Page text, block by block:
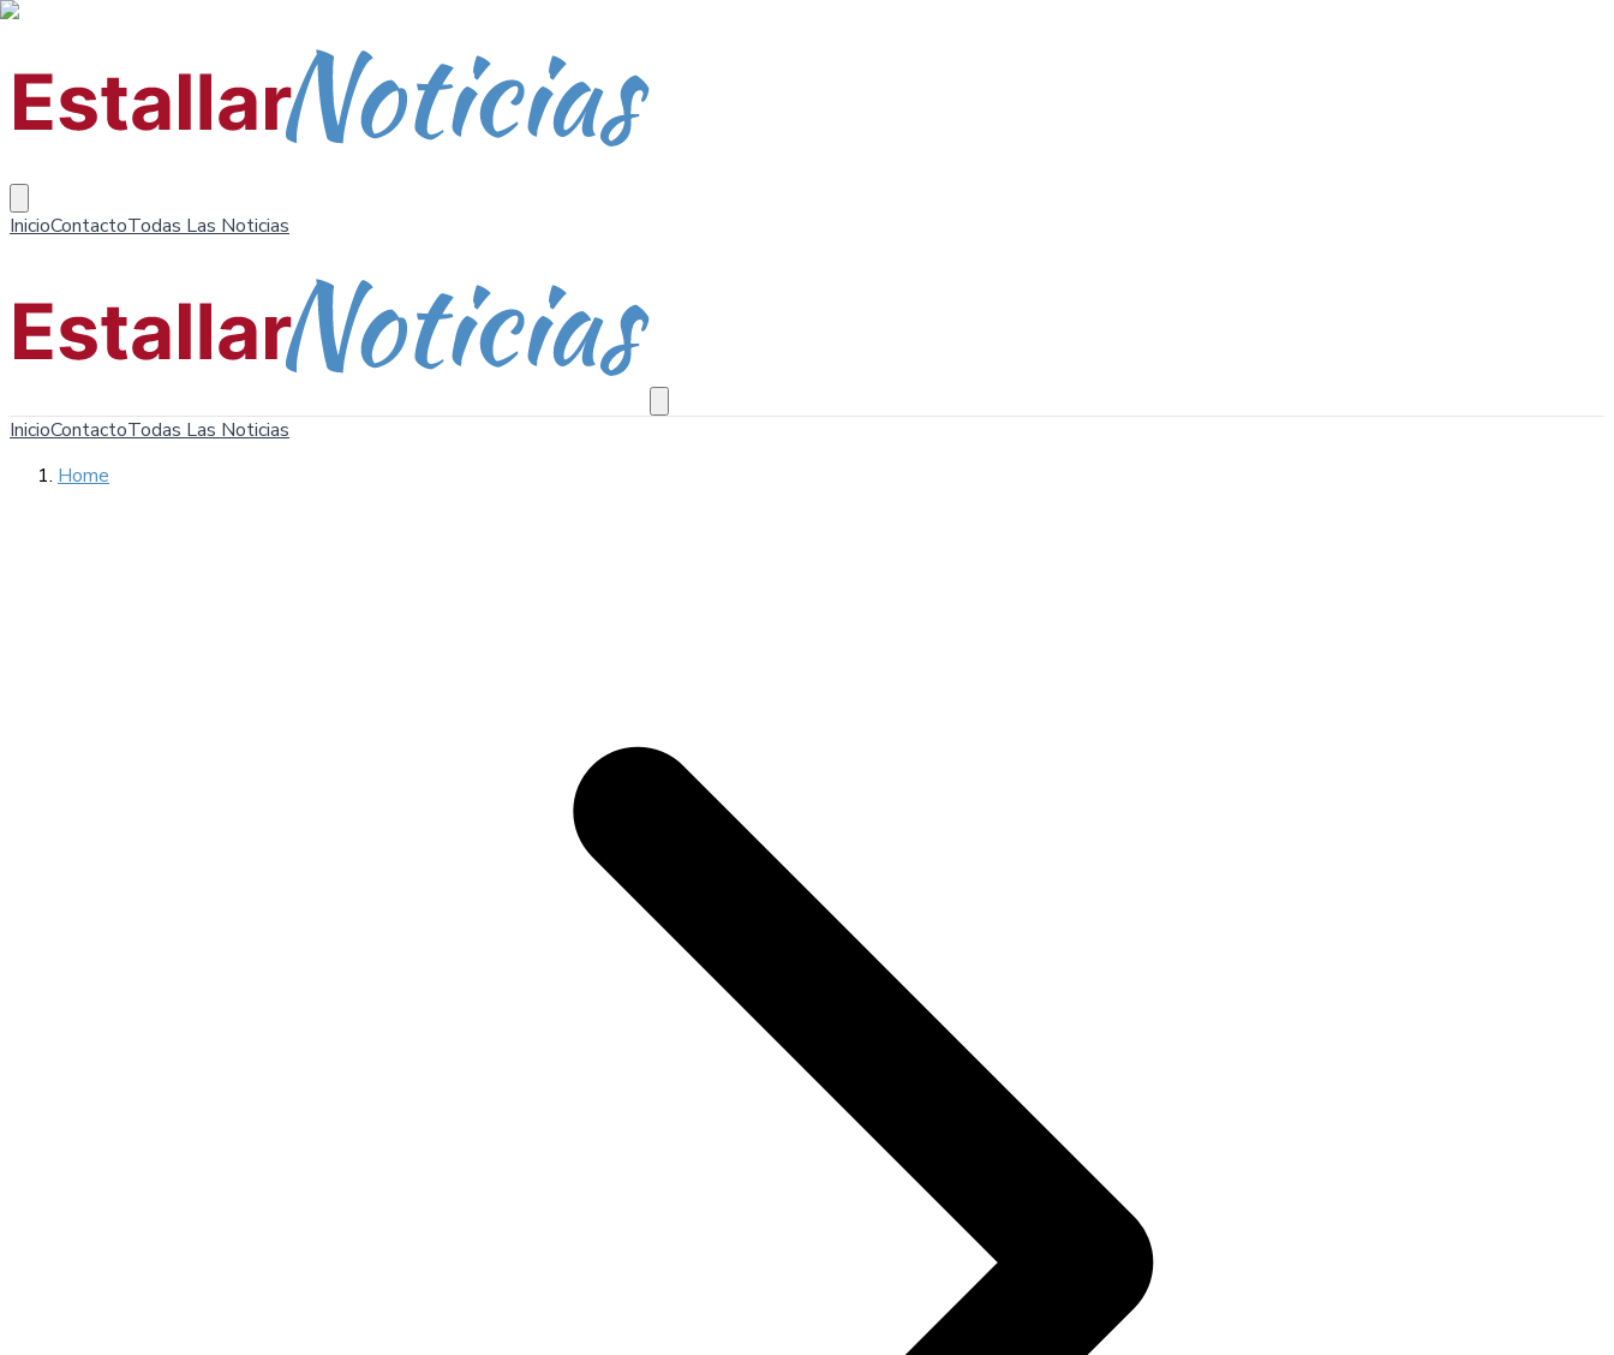
InicioContactoTodas Las Noticias
InicioContactoTodas Las Noticias
Home